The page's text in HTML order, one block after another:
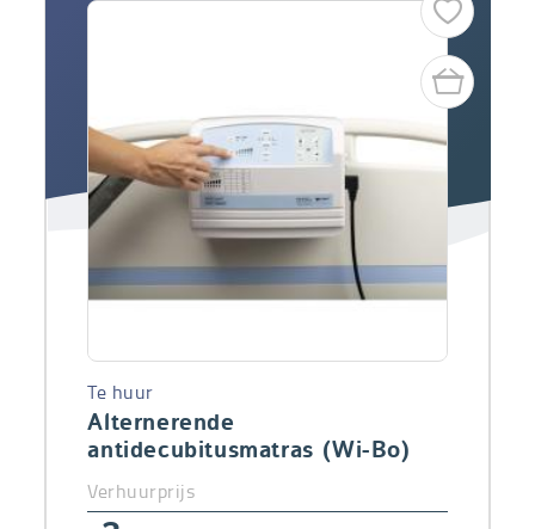
Alternerende
antidecubitusmatras (Wi-Bo)
Te huur
Verhuurprijs